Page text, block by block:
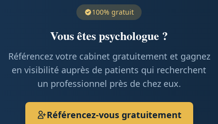
100% gratuit
Vous êtes psychologue ?
Référencez votre cabinet gratuitement et gagnez
en visibilité auprès de patients qui recherchent
un professionnel près de chez eux.
Référencez-vous gratuitement